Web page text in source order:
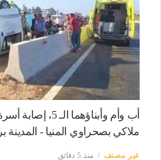
أب وأم وأبناؤهما
ملاكي بصحراوي المنيا - المدينة
غير مصنف منذ 5 دقائق